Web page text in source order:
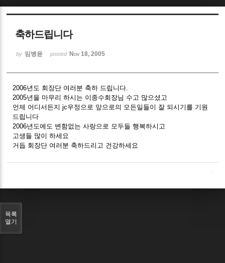
축하드립니다
by 임병윤 posted Nov 18, 2005
2006년도 회장단 여러분 축하 드립니다.
2005년을 마무리 하시는 이종수회장님 수고 많으셨고
언제 어디서든지 jc우정으로 앞으로의 모든일들이 잘 되시기를 기원
드립니다
2006년도에도 변함없는 사랑으로 모두들 행복하시고
고생들 많이 하세요
거듭 회장단 여러분 축하드리고 건강하세요
목록
열기
Sketchbook5, 스케치북5
Sketchbook5, 스케치북5